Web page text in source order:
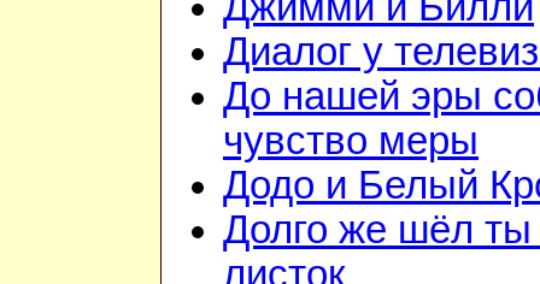
Диалог у
До нашей эры
чувство меры
Додо и Белый
Долго же шёл ты
листок